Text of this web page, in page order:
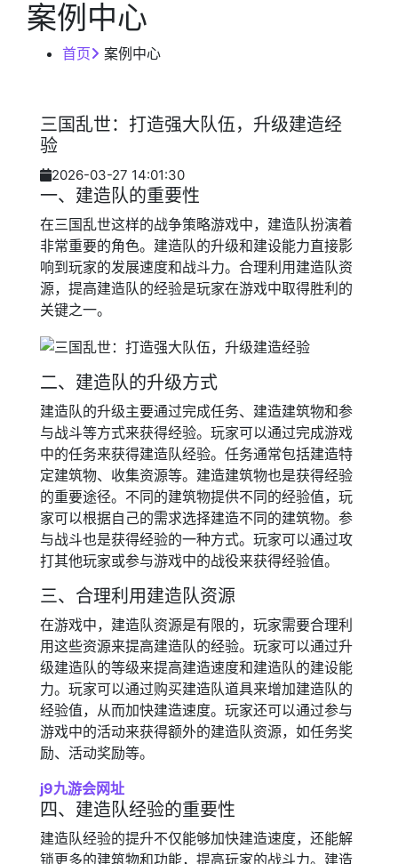
案例中心
首页 案例中心
三国乱世：打造强大队伍，升级建造经
验
2026-03-27 14:01:30
一、建造队的重要性
在三国乱世这样的战争策略游戏中，建造队扮演着
非常重要的角色。建造队的升级和建设能力直接影
响到玩家的发展速度和战斗力。合理利用建造队资
源，提高建造队的经验是玩家在游戏中取得胜利的
关键之一。
二、建造队的升级方式
建造队的升级主要通过完成任务、建造建筑物和参
与战斗等方式来获得经验。玩家可以通过完成游戏
中的任务来获得建造队经验。任务通常包括建造特
定建筑物、收集资源等。建造建筑物也是获得经验
的重要途径。不同的建筑物提供不同的经验值，玩
家可以根据自己的需求选择建造不同的建筑物。参
与战斗也是获得经验的一种方式。玩家可以通过攻
打其他玩家或参与游戏中的战役来获得经验值。
三、合理利用建造队资源
在游戏中，建造队资源是有限的，玩家需要合理利
用这些资源来提高建造队的经验。玩家可以通过升
级建造队的等级来提高建造速度和建造队的建设能
力。玩家可以通过购买建造队道具来增加建造队的
经验值，从而加快建造速度。玩家还可以通过参与
游戏中的活动来获得额外的建造队资源，如任务奖
励、活动奖励等。
j9九游会网址
四、建造队经验的重要性
建造队经验的提升不仅能够加快建造速度，还能解
锁更多的建筑物和功能，提高玩家的战斗力。建造